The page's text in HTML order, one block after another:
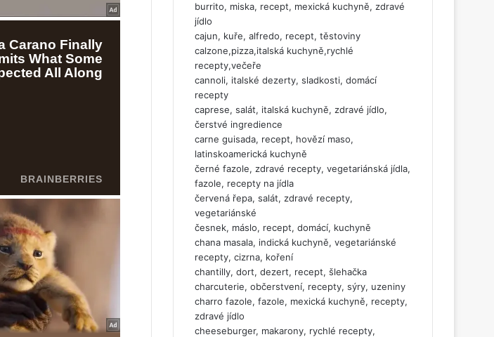
burrito, miska, recept, mexická kuchyně, zdravé
jídlo
cajun, kuře, alfredo, recept, těstoviny
calzone,pizza,italská kuchyně,rychlé
recepty,večeře
cannoli, italské dezerty, sladkosti, domácí
recepty
caprese, salát, italská kuchyně, zdravé jídlo,
čerstvé ingredience
carne guisada, recept, hovězí maso,
latinskoamerická kuchyně
černé fazole, zdravé recepty, vegetariánská jídla,
fazole, recepty na jídla
červená řepa, salát, zdravé recepty,
vegetariánské
česnek, máslo, recept, domácí, kuchyně
chana masala, indická kuchyně, vegetariánské
recepty, cizrna, koření
chantilly, dort, dezert, recept, šlehačka
charcuterie, občerstvení, recepty, sýry, uzeniny
charro fazole, fazole, mexická kuchyně, recepty,
zdravé jídlo
cheeseburger, makarony, rychlé recepty,